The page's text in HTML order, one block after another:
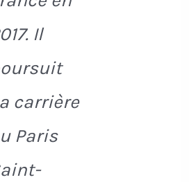
Il
carrière
Paris